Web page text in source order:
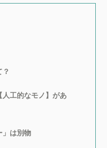
工的なモノ】があ
」は別物